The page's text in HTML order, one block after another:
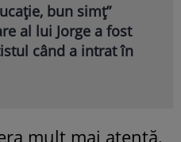
bun simț”
al lui Jorge a fost
când a intrat în
mult mai atentă.